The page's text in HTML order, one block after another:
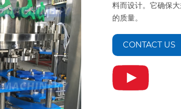
料而设计。它确保
的质量。
CONTACT US